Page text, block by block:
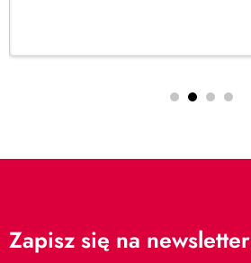
Zapisz się na newsletter